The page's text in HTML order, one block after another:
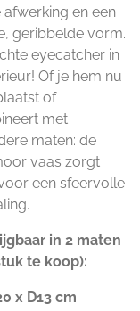
afwerking en een
geribbelde vorm.
eyecatcher in
Of je hem nu
of
met
maten: de
vaas zorgt
een sfeervolle
in 2 maten
te koop):
x D13 cm